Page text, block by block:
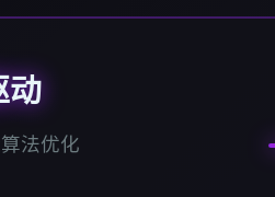
动
法优化